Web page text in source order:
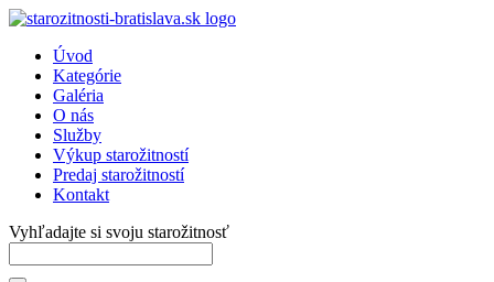
Úvod
Kategórie
Galéria
O nás
Služby
Výkup starožitností
Predaj starožitností
Kontakt
Vyhľadajte si svoju starožitnosť